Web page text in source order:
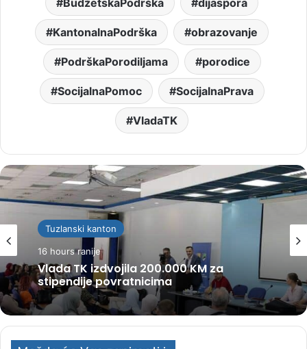
KantonalnaPodrška obrazovanje
PodrškaPorodiljama porodice
SocijalnaPomoc SocijalnaPrava
VladaTK
Tuzlanski kanton
16 hours ranije
Vlada TK izdvojila 200.000 KM za
stipendije povratnicima